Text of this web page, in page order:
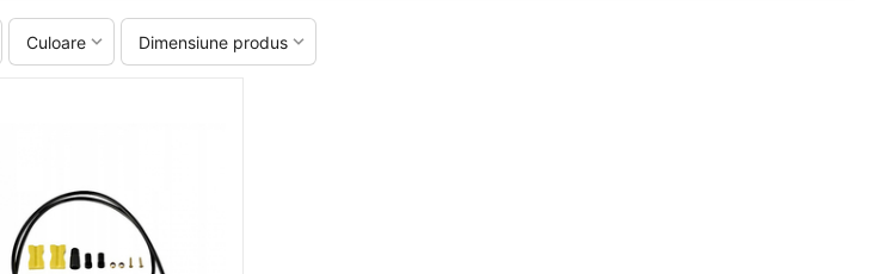
Culoare Dimensiune produs